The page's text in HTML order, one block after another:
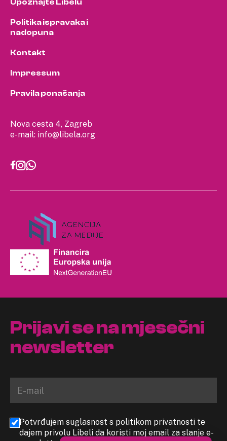
Nova cesta 4, Zagreb
e-mail: info@libela.org
Upoznajte Libelu
Politika ispravaka i
nadopuna
Kontakt
Impressum
Pravila ponašanja
Prijavi se na mjesečni
newsletter
Potvrđujem suglasnost s politikom privatnosti te
dajem privolu Libeli da koristi moj email za slanje e-